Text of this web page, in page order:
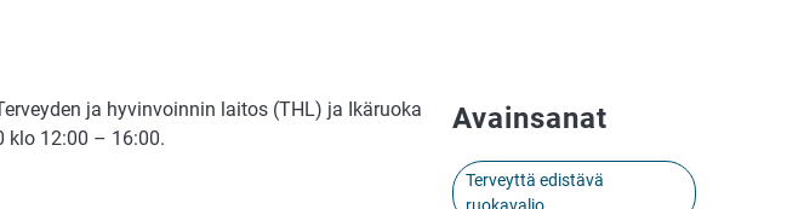
ja hyvinvoinnin laitos (THL) ja Ikäruoka
klo 12:00 – 16:00.
Avainsanat
Terveyttä edistävä